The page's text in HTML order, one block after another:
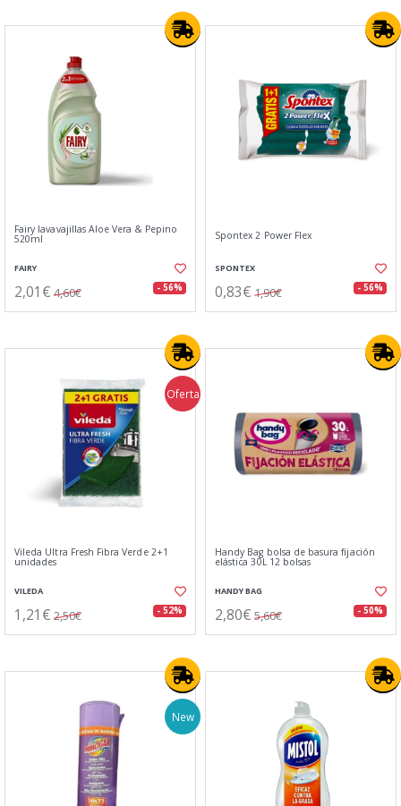
Fairy lavavajillas Aloe Vera & Pepino
520ml
FAIRY
2,01€ 4,60€ - 56%
Spontex 2 Power Flex
SPONTEX
0,83€ 1,90€ - 56%
Oferta
Vileda Ultra Fresh Fibra Verde 2+1
unidades
VILEDA
1,21€ 2,50€ - 52%
Handy Bag bolsa de basura fijación
elástica 30L 12 bolsas
HANDY BAG
2,80€ 5,60€ - 50%
New